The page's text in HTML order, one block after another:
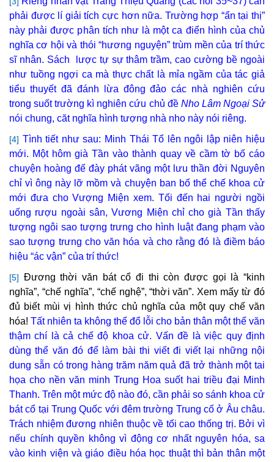
phải được lí giải tích cực hơn nữa. Trường hợp “ẩn tại thị”
này phải được phân tích như là một ca điển hình của chủ
nghĩa cơ hội và thói “hương nguyện” trùm mền của trí thức
sĩ nhân. Sách lược tự sự thâm trầm, cao cường bề ngoài
như tuồng ngợi ca mà thực chất là mỉa ngầm của tác giả
tiểu thuyết đã đánh lừa đông đảo các nhà nghiên cứu
trong suốt trường kì nghiên cứu chủ đề Nho Lâm Ngoại Sử
nói chung, căt nghĩa hình tượng nhà nho này nói riêng.
[4] Tình tiết như sau: Minh Thái Tổ lên ngôi lập niên hiệu
mới. Một hôm già Tần vào thành quay về cầm tờ bố cáo
chuyện hoàng đế đày phát vãng một lưu thần đời Nguyên
chỉ vì ông này lỡ mồm và chuyện ban bố thể chế khoa cử
mới đưa cho Vượng Miện xem. Tối đến hai người ngồi
uống rượu ngoài sân, Vương Miện chỉ cho già Tần thấy
tượng ngôi sao tượng trưng cho hình luật đang phạm vào
sao tượng trưng cho văn hóa và cho rằng đó là điềm báo
hiệu “ác vận” của trí thức!
[5] Đương thời văn bát cổ đi thi còn được gọi là “kinh
nghĩa”, “chế nghĩa”, “chế nghệ”, “thời văn”. Xem mấy từ đó
đủ biết mùi vị hình thức chủ nghĩa của một quy chế văn
hóa! Tất nhiên ta không thể đổ lỗi cho bản thân một thể văn
thậm chí là cả chế độ khoa cử. Vấn đề là việc quy định
dùng thể văn đó để làm bài thi viết đi viết lại những nội
dung sẵn có trong hàng trăm năm quả đã trở thành một tai
họa cho nền văn minh Trung Hoa suốt hai triều đại Minh
Thanh. Trên một mức độ nào đó, cần phải so sánh khoa cử
bát cổ tại Trung Quốc với đêm trường Trung cố ở Âu châu.
Trách nhiệm đương nhiên thuộc về tối cao thống trị. Bởi vì
nếu chính quyền không vì động cơ nhất nguyên hóa, sa
vào kinh viện và giáo điều hóa học thuật thì bản thân một